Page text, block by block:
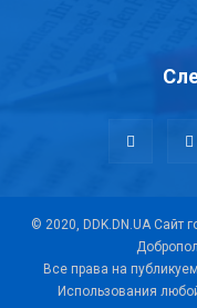
© 2020, DDK.DN.UA Сайт
Все права на
Использования